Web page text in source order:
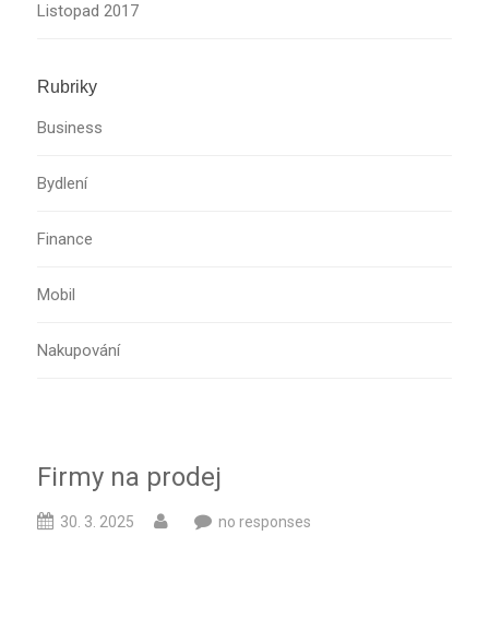
Listopad 2017
Rubriky
Business
Bydlení
Finance
Mobil
Nakupování
Firmy na prodej
30. 3. 2025 no responses